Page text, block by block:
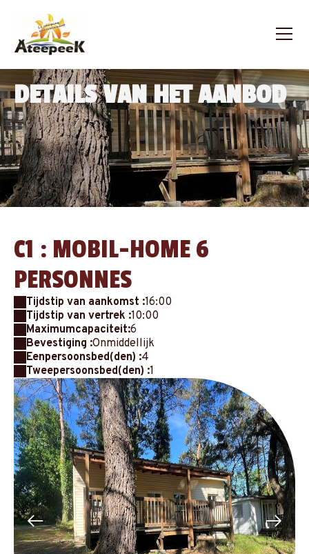
DETAILS VAN HET AANBOD
C1 : MOBIL-HOME 6
PERSONNES
Tijdstip van aankomst :16:00
Tijdstip van vertrek :10:00
Maximumcapaciteit:6
Bevestiging :Onmiddellijk
Eenpersoonsbed(den) :4
Tweepersoonsbed(den) :1